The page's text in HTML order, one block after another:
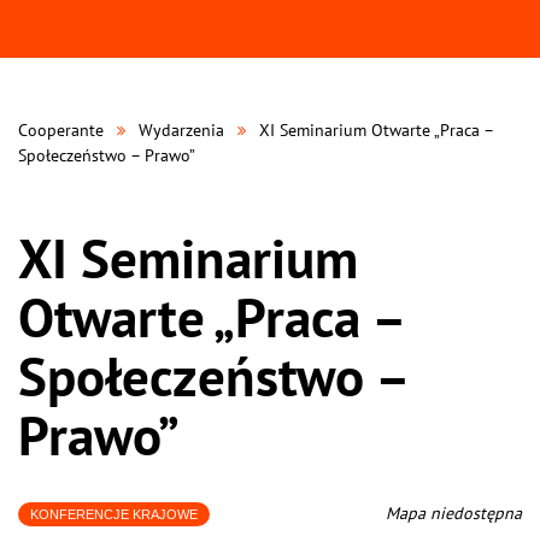
Cooperante Wydarzenia
XI Seminarium Otwarte „Praca –
Społeczeństwo – Prawo”
XI Seminarium
Otwarte „Praca –
Społeczeństwo –
Prawo”
Mapa niedostępna
KONFERENCJE KRAJOWE